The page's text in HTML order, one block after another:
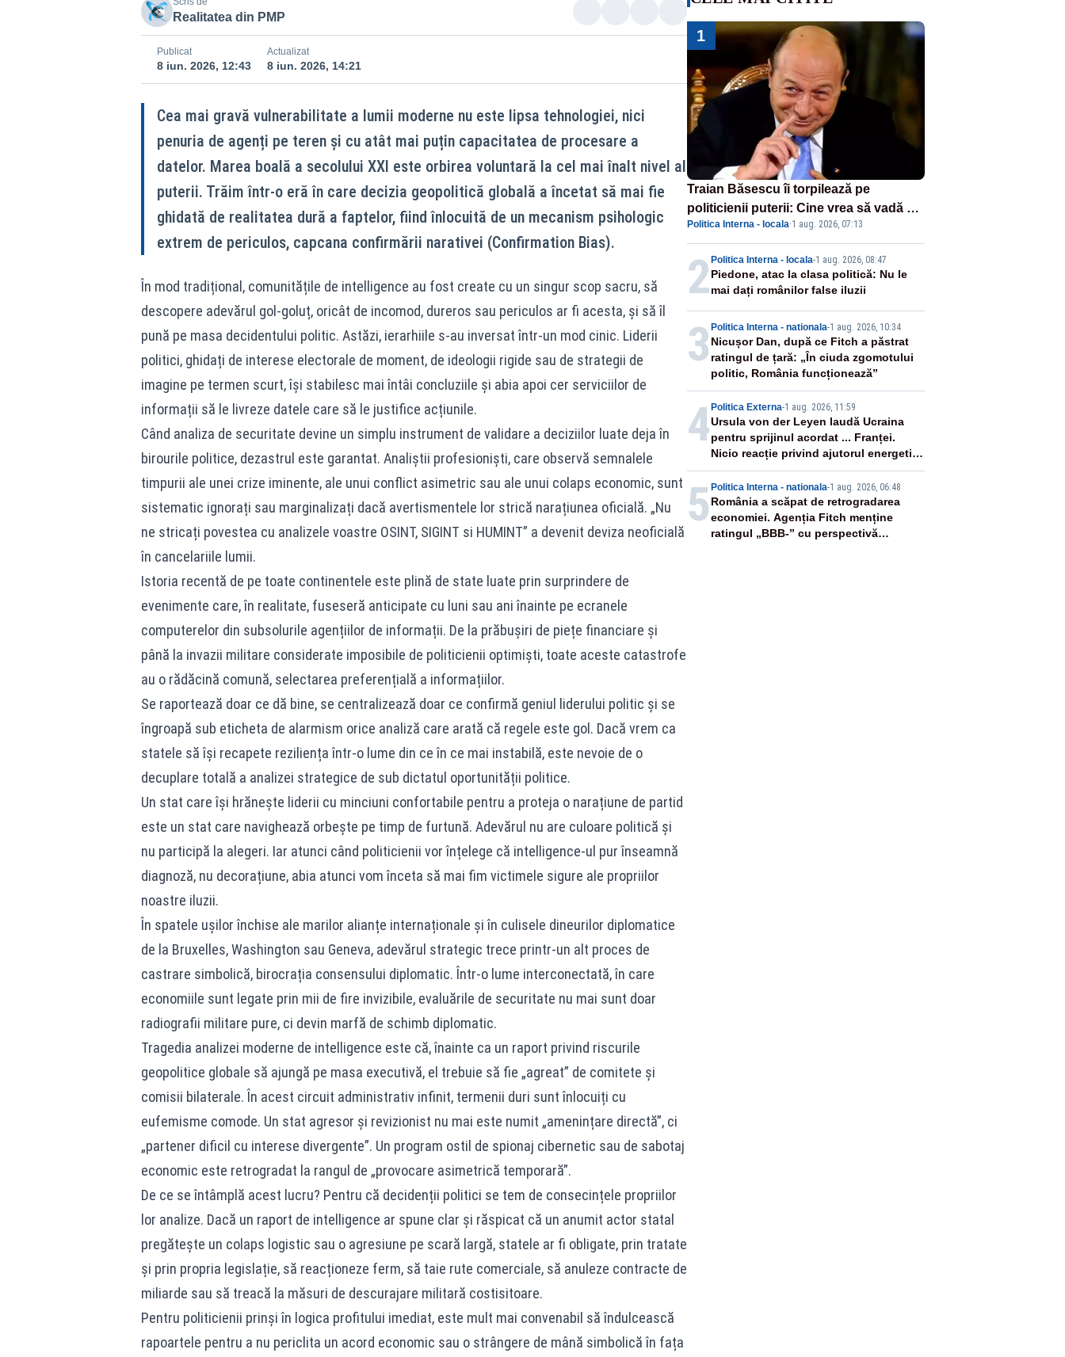
Realitatea din PMP
Publicat
8 iun. 2026, 12:43
Actualizat
8 iun. 2026, 14:21
Cea mai gravă vulnerabilitate a lumii moderne nu este lipsa tehnologiei, nici
penuria de agenți pe teren și cu atât mai puțin capacitatea de procesare a
datelor. Marea boală a secolului XXI este orbirea voluntară la cel mai înalt nivel al
puterii. Trăim într-o eră în care decizia geopolitică globală a încetat să mai fie
ghidată de realitatea dură a faptelor, fiind înlocuită de un mecanism psihologic
extrem de periculos, capcana confirmării narativei (Confirmation Bias).
În mod tradițional, comunitățile de intelligence au fost create cu un singur scop sacru, să
descopere adevărul gol-goluț, oricât de incomod, dureros sau periculos ar fi acesta, și să îl
pună pe masa decidentului politic. Astăzi, ierarhiile s-au inversat într-un mod cinic. Liderii
politici, ghidați de interese electorale de moment, de ideologii rigide sau de strategii de
imagine pe termen scurt, își stabilesc mai întâi concluziile și abia apoi cer serviciilor de
informații să le livreze datele care să le justifice acțiunile.
Când analiza de securitate devine un simplu instrument de validare a deciziilor luate deja în
birourile politice, dezastrul este garantat. Analiștii profesioniști, care observă semnalele
timpurii ale unei crize iminente, ale unui conflict asimetric sau ale unui colaps economic, sunt
sistematic ignorați sau marginalizați dacă avertismentele lor strică narațiunea oficială. „Nu
ne stricați povestea cu analizele voastre OSINT, SIGINT si HUMINT” a devenit deviza neoficială
în cancelariile lumii.
Istoria recentă de pe toate continentele este plină de state luate prin surprindere de
evenimente care, în realitate, fuseseră anticipate cu luni sau ani înainte pe ecranele
computerelor din subsolurile agențiilor de informații. De la prăbușiri de piețe financiare și
până la invazii militare considerate imposibile de politicienii optimiști, toate aceste catastrofe
au o rădăcină comună, selectarea preferențială a informațiilor.
Se raportează doar ce dă bine, se centralizează doar ce confirmă geniul liderului politic și se
îngroapă sub eticheta de alarmism orice analiză care arată că regele este gol. Dacă vrem ca
statele să își recapete reziliența într-o lume din ce în ce mai instabilă, este nevoie de o
decuplare totală a analizei strategice de sub dictatul oportunității politice.
Un stat care își hrănește liderii cu minciuni confortabile pentru a proteja o narațiune de partid
este un stat care navighează orbește pe timp de furtună. Adevărul nu are culoare politică și
nu participă la alegeri. Iar atunci când politicienii vor înțelege că intelligence-ul pur înseamnă
diagnoză, nu decorațiune, abia atunci vom înceta să mai fim victimele sigure ale propriilor
noastre iluzii.
În spatele ușilor închise ale marilor alianțe internaționale și în culisele dineurilor diplomatice
de la Bruxelles, Washington sau Geneva, adevărul strategic trece printr-un alt proces de
castrare simbolică, birocrația consensului diplomatic. Într-o lume interconectată, în care
economiile sunt legate prin mii de fire invizibile, evaluările de securitate nu mai sunt doar
radiografii militare pure, ci devin marfă de schimb diplomatic.
Tragedia analizei moderne de intelligence este că, înainte ca un raport privind riscurile
geopolitice globale să ajungă pe masa executivă, el trebuie să fie „agreat” de comitete și
comisii bilaterale. În acest circuit administrativ infinit, termenii duri sunt înlocuiți cu
eufemisme comode. Un stat agresor și revizionist nu mai este numit „amenințare directă”, ci
„partener dificil cu interese divergente”. Un program ostil de spionaj cibernetic sau de sabotaj
economic este retrogradat la rangul de „provocare asimetrică temporară”.
De ce se întâmplă acest lucru? Pentru că decidenții politici se tem de consecințele propriilor
lor analize. Dacă un raport de intelligence ar spune clar și răspicat că un anumit actor statal
pregătește un colaps logistic sau o agresiune pe scară largă, statele ar fi obligate, prin tratate
și prin propria legislație, să reacționeze ferm, să taie rute comerciale, să anuleze contracte de
miliarde sau să treacă la măsuri de descurajare militară costisitoare.
Pentru politicienii prinși în logica profitului imediat, este mult mai convenabil să îndulcească
rapoartele pentru a nu periclita un acord economic sau o strângere de mână simbolică în fața
1
Traian Băsescu îi torpilează pe
politicienii puterii: Cine vrea să vadă ce
înseamnă să fii prost, se uită la
România
Politica Interna - locala·1 aug. 2026, 07:13
2 Politica Interna - locala-1 aug. 2026, 08:47
Piedone, atac la clasa politică: Nu le
mai dați românilor false iluzii
3 Politica Interna - nationala-1 aug. 2026, 10:34
Nicușor Dan, după ce Fitch a păstrat
ratingul de țară: „În ciuda zgomotului
politic, România funcționează”
4 Politica Externa-1 aug. 2026, 11:59
Ursula von der Leyen laudă Ucraina
pentru sprijinul acordat ... Franței.
Nicio reacție privind ajutorul energetic
promis României
5 Politica Interna - nationala-1 aug. 2026, 06:48
România a scăpat de retrogradarea
economiei. Agenția Fitch menține
ratingul „BBB-” cu perspectivă